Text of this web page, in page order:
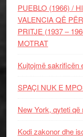
PUEBLO (1966) /
VALENCIA QË
PRITJE (1937 –
MOTRAT
Kujtojmë sakrificën
SPAÇI NUK E
New York, qyteti
Kodi zakonor dhe